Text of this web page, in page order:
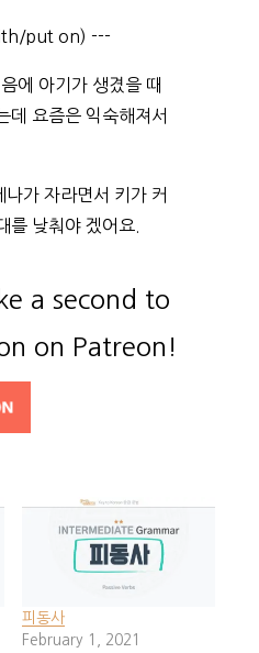
put on) ---
에 아기가 생겼을 때
데 요즘은 익숙해져서
가 자라면서 키가 커
를 낮춰야 겠어요.
a second to
on Patreon!
피동사
February 1, 2021